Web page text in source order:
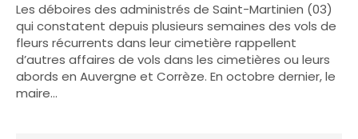
Les déboires des administrés de Saint-Martinien (03)
qui constatent depuis plusieurs semaines des vols de
fleurs récurrents dans leur cimetière rappellent
d’autres affaires de vols dans les cimetières ou leurs
abords en Auvergne et Corrèze. En octobre dernier, le
maire…